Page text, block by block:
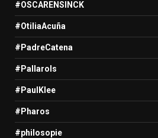
#OSCARENSINCK
#OtiliaAcuña
#PadreCatena
#Pallarols
#PaulKlee
#Pharos
#philosopie